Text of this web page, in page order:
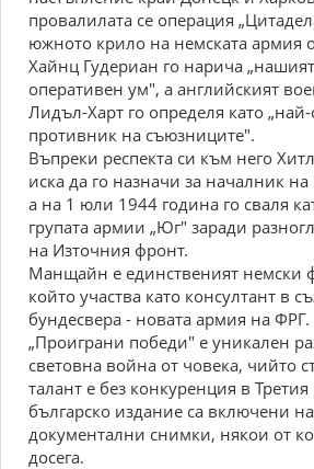
провалилата се операция
южното крило на немската армия
Хайнц Гудериан го нарича
оперативен ум", а английският
Лидъл-Харт го определя като
противник на съюзниците".
Въпреки респекта си към него
иска да го назначи за началник
а на 1 юли 1944 година го сваля
групата армии „Юг" заради
на Източния фронт.
Манщайн е единственият немски
който участва като консултант в
бундесвера - новата армия на ФРГ.
„Проиграни победи" е уникален
световна война от човека, чийто
талант е без конкуренция в
българско издание са включени
документални снимки, някои от
досега.